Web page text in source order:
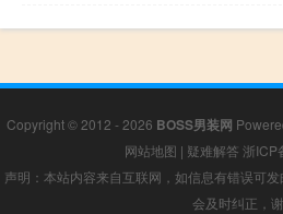
Copyright © 2012 - 2026 BOSS男装网
网站地图 | 疑难解答 浙ICP
声明：本站内容来自互联网，如信息有错误可
会及时纠正，